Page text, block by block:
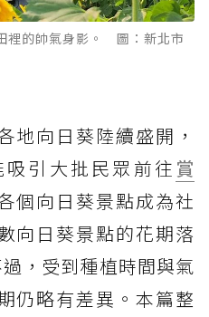
裡的帥氣身影。 圖：新北市
地向日葵陸續盛開，
吸引大批民眾前往 賞
個向日葵景點成為社
向日葵景點的花期落
，受到種植時間與氣
仍略有差異。本篇整